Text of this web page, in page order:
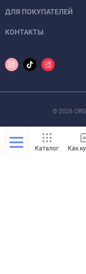
ДЛЯ ПОКУПАТЕЛЕЙ
КОНТАКТЫ
© 2026
Каталог Как